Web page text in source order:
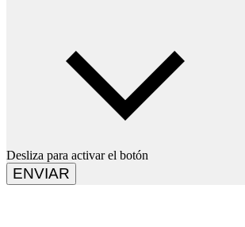
Desliza para activar el botón
ENVIAR